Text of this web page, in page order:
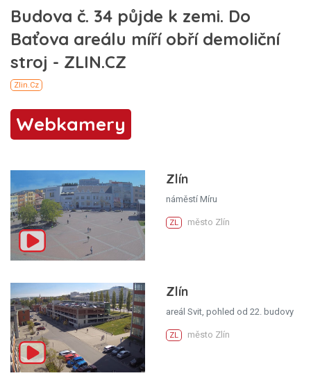
Webkamery
Zlín
náměstí Míru
ZL město Zlín
Zlín
areál Svit, pohled od 22. budovy
ZL město Zlín